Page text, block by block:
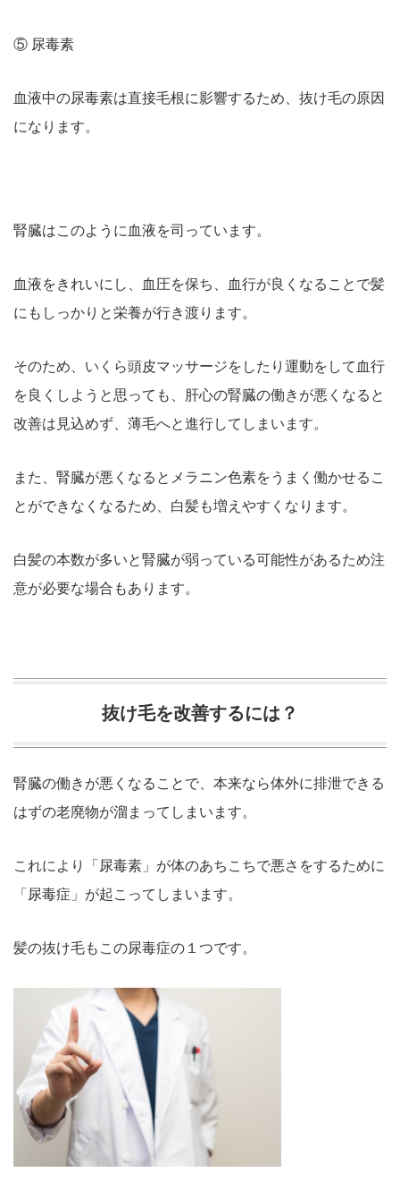
⑤ 尿毒素
血液中の尿毒素は直接毛根に影響するため、抜け毛の原因
になります。
腎臓はこのように血液を司っています。
血液をきれいにし、血圧を保ち、血行が良くなることで髪
にもしっかりと栄養が行き渡ります。
そのため、いくら頭皮マッサージをしたり運動をして血行
を良くしようと思っても、肝心の腎臓の働きが悪くなると
改善は見込めず、薄毛へと進行してしまいます。
また、腎臓が悪くなるとメラニン色素をうまく働かせるこ
とができなくなるため、白髪も増えやすくなります。
白髪の本数が多いと腎臓が弱っている可能性があるため注
意が必要な場合もあります。
抜け毛を改善するには？
腎臓の働きが悪くなることで、本来なら体外に排泄できる
はずの老廃物が溜まってしまいます。
これにより「尿毒素」が体のあちこちで悪さをするために
「尿毒症」が起こってしまいます。
髪の抜け毛もこの尿毒症の１つです。